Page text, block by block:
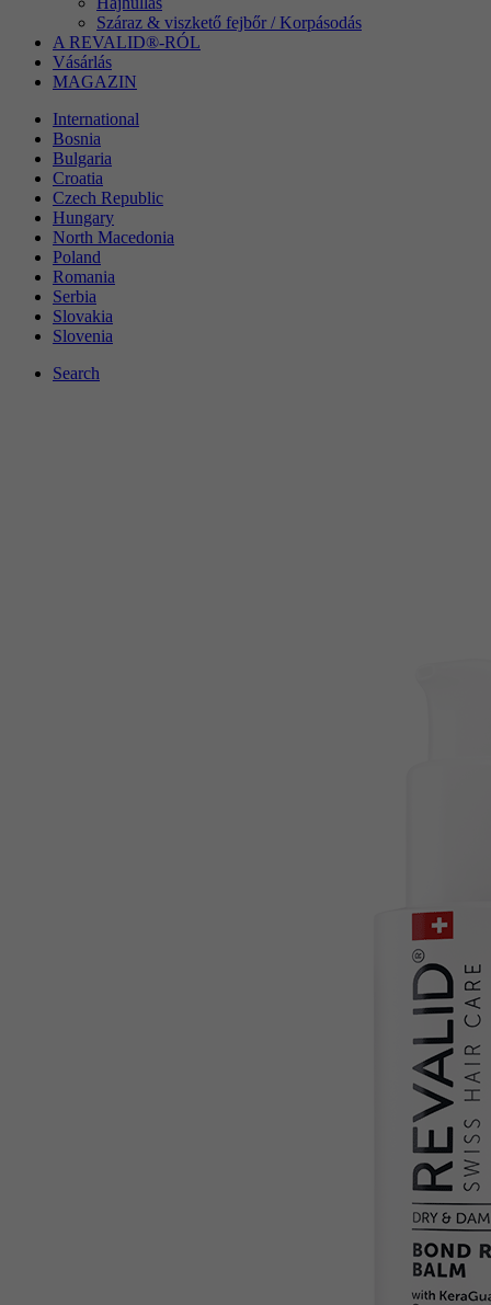
Száraz & viszkető fejbőr / Korpásodás
A REVALID®-RÓL
Vásárlás
MAGAZIN
International
Bosnia
Bulgaria
Croatia
Czech Republic
Hungary
North Macedonia
Poland
Romania
Serbia
Slovakia
Slovenia
Search
beállításokat. Többek között egy
véletlenszerűen generált azonosítót az Ön által
elvégzett beállítások múltbeli tárolására, ha a